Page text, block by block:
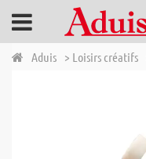
Aduis > Loisirs créatifs